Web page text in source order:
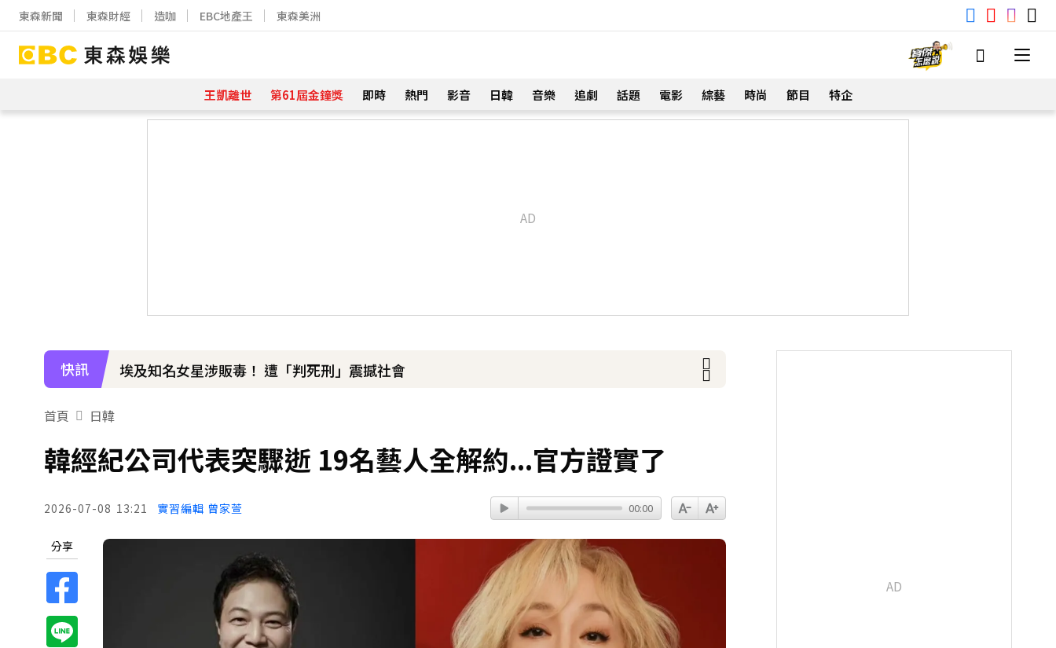
東森新聞 東森財經 造咖 EBC地產王 東森美洲
王凱離世 第61屆金鐘獎 即時 熱門 影音 日韓 音樂 追劇 話題 電影 綜藝 時尚 節目 特企
快訊
埃及知名女星涉販毒！ 遭「判死刑」震撼社會
首頁 日韓
韓經紀公司代表突驟逝 19名藝人全解約...官方證實了
2026-07-08 13:21 實習編輯 曾家萱 00:00
分享